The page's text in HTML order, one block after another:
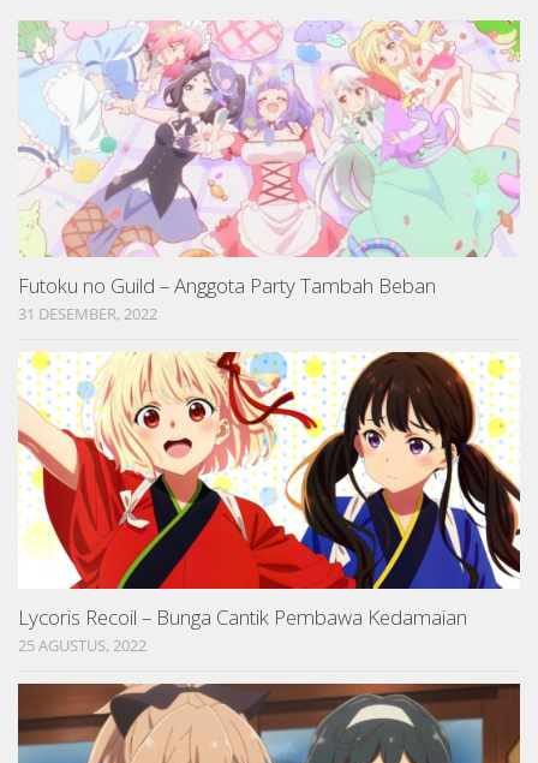
Futoku no Guild – Anggota Party Tambah Beban
31 DESEMBER, 2022
Lycoris Recoil – Bunga Cantik Pembawa Kedamaian
25 AGUSTUS, 2022